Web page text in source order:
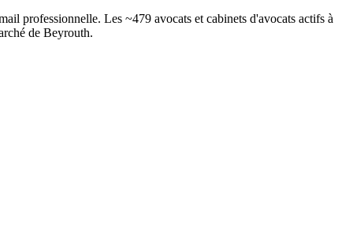
professionnelle. Les ~479 avocats et cabinets d'avocats actifs à
de Beyrouth.